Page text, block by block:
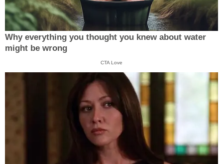
Why everything you thought you knew about water
might be wrong
CTA Love